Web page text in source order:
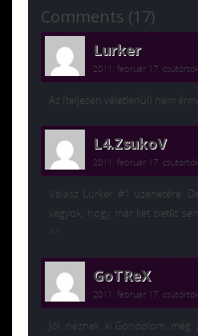
Comments (17)
Lurker
2011. február 17.
Az (teljesen véletlenül) nem
L4.ZsukoV
2011. február 17.
Válasz Lurker #1 üzenetére:
vagyok, hogy már két betűt
^^
GoTReX
2011. február 17.
Jól néznek ki.Gondolom